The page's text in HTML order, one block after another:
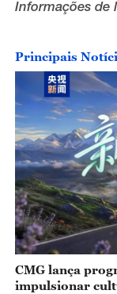
Informações de
Principais
CMG lança
impulsionar